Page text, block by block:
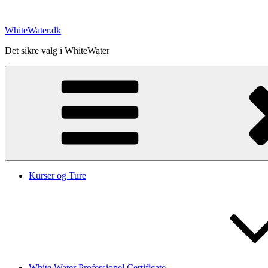
indhold
WhiteWater.dk
Det sikre valg i WhiteWater
Kurser og Ture